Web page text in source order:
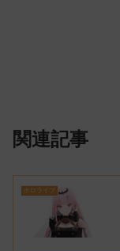
関連記事
ホロライブ